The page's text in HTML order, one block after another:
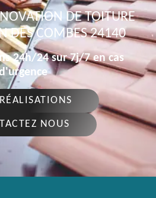
DE TOITURE
DES COMBES 24140
24h/24 sur 7j/7 en cas
NOUS